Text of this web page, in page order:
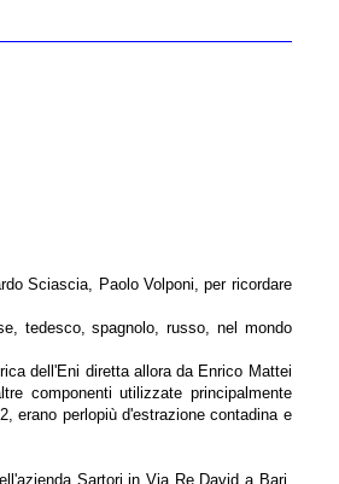
Sciascia, Paolo Volponi, per ricordare
tedesco, spagnolo, russo, nel mondo
dell'Eni diretta allora da Enrico Mattei
componenti utilizzate principalmente
erano perlopiù d'estrazione contadina e
Sartori in Via Re David a Bari,